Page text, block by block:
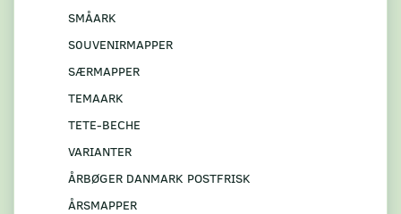
SMÅARK
S0UVENIRMAPPER
SÆRMAPPER
TEMAARK
TETE-BECHE
VARIANTER
ÅRBØGER DANMARK POSTFRISK
ÅRSMAPPER